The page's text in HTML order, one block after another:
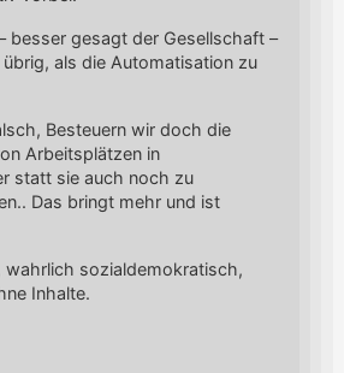
besser gesagt der Gesellschaft –
als die Automatisation zu
Besteuern wir doch die
Arbeitsplätzen in
statt sie auch noch zu
Das bringt mehr und ist
wahrlich sozialdemokratisch,
Inhalte.